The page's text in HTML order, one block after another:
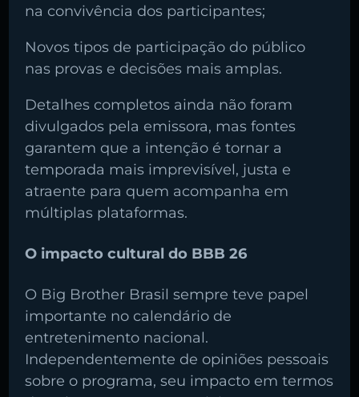
na convivência dos participantes;
Novos tipos de participação do público
nas provas e decisões mais amplas.
Detalhes completos ainda não foram
divulgados pela emissora, mas fontes
garantem que a intenção é tornar a
temporada mais imprevisível, justa e
atraente para quem acompanha em
múltiplas plataformas.
O impacto cultural do BBB 26
O Big Brother Brasil sempre teve papel
importante no calendário de
entretenimento nacional.
Independentemente de opiniões pessoais
sobre o programa, seu impacto em termos